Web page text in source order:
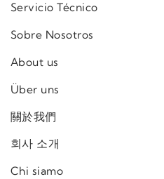
Servicio Técnico
Sobre Nosotros
About us
Über uns
關於我們
회사 소개
Chi siamo